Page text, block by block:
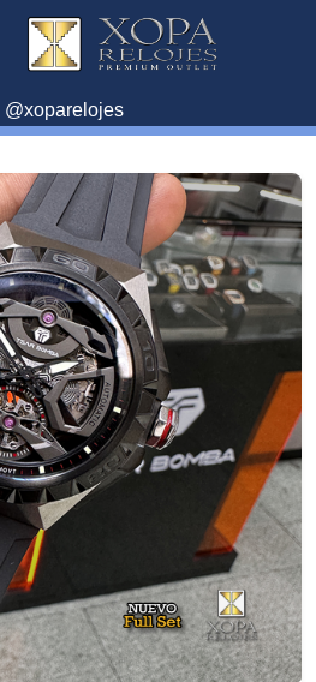
@xoparelojes